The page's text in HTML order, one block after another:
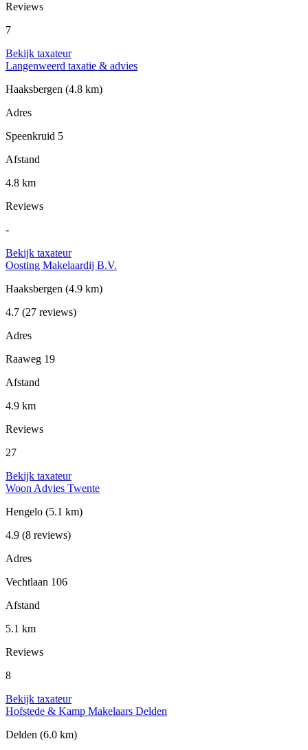
Reviews
7
Bekijk taxateur
Langenweerd taxatie & advies
Haaksbergen (4.8 km)
Adres
Speenkruid 5
Afstand
4.8 km
Reviews
-
Bekijk taxateur
Oosting Makelaardij B.V.
Haaksbergen (4.9 km)
4.7 (27 reviews)
Adres
Raaweg 19
Afstand
4.9 km
Reviews
27
Bekijk taxateur
Woon Advies Twente
Hengelo (5.1 km)
4.9 (8 reviews)
Adres
Vechtlaan 106
Afstand
5.1 km
Reviews
8
Bekijk taxateur
Hofstede & Kamp Makelaars Delden
Delden (6.0 km)